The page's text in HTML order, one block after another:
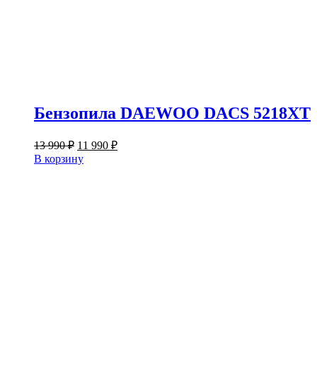
Бензопила DAEWOO DACS 5218XT
13 990₽ Первоначальная
цена
составляла
11 990 ₽Текущая
В корзину